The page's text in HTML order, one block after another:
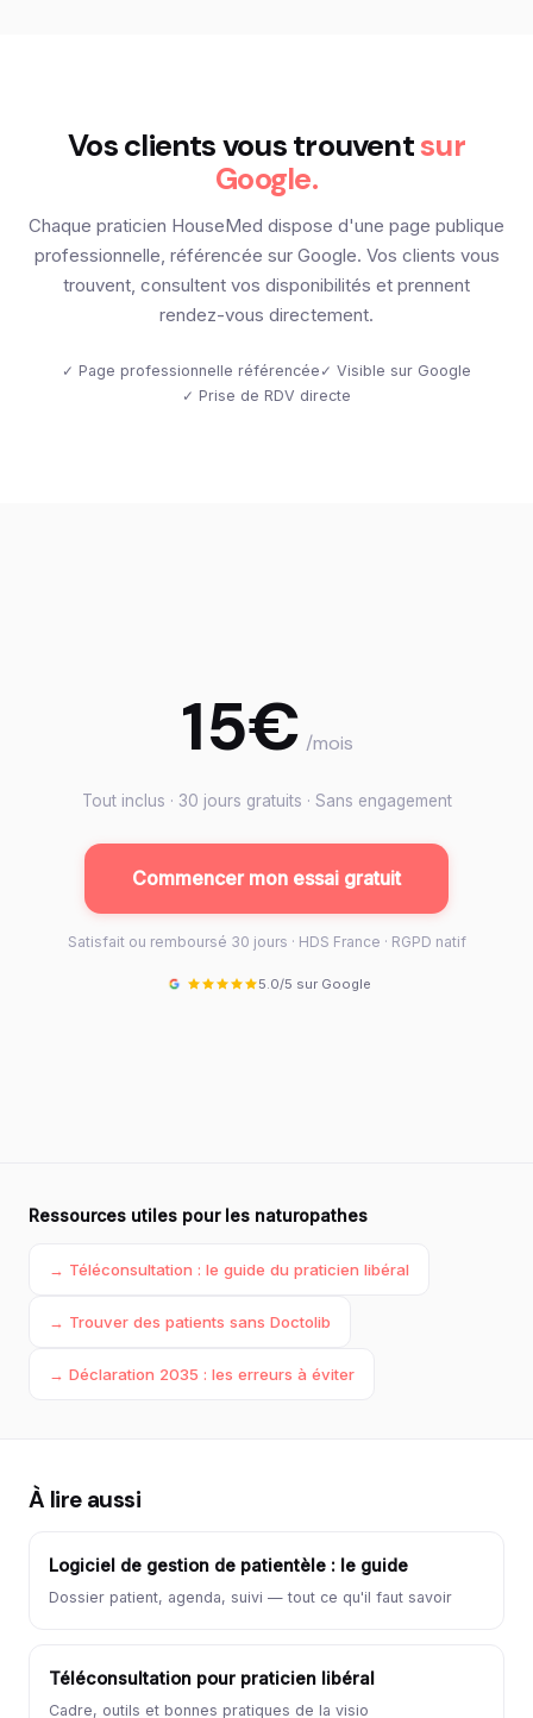
Vos clients vous trouventsur
Google.
Chaque praticien HouseMed dispose d'une page publique
professionnelle, référencée sur Google. Vos clients vous
trouvent, consultent vos disponibilités et prennent
rendez-vous directement.
✓ Page professionnelle référencée ✓ Visible sur Google
✓ Prise de RDV directe
15€ /mois
Tout inclus · 30 jours gratuits · Sans engagement
Commencer mon essai gratuit
Satisfait ou remboursé 30 jours · HDS France · RGPD natif
5.0/5 sur Google
Ressources utiles pour les naturopathes
→ Téléconsultation : le guide du praticien libéral
→ Trouver des patients sans Doctolib
→ Déclaration 2035 : les erreurs à éviter
À lire aussi
Logiciel de gestion de patientèle : le guide
Dossier patient, agenda, suivi — tout ce qu'il faut savoir
Téléconsultation pour praticien libéral
Cadre, outils et bonnes pratiques de la visio